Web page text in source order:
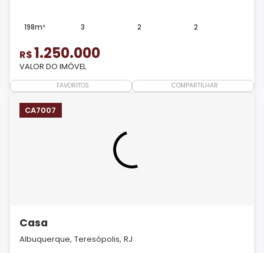
198m² 3 2 2
R$1.250.000
VALOR DO IMÓVEL
FAVORITOS COMPARTILHAR
CA7007
Casa
Albuquerque, Teresópolis, RJ